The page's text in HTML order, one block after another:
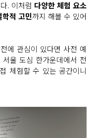
. 이처럼 다양한 체험 요소
적 고민까지 해볼 수 있어
에 관심이 있다면 사전 예
울 도심 한가운데에서 전
체험할 수 있는 공간이니